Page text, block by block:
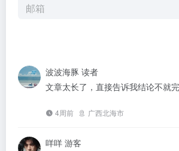
波波海豚 读者
文章太长了，直接告诉我结论不就
4周前 广西北海市
咩咩 游客